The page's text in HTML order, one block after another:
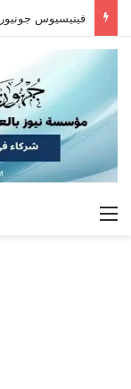
القائمة